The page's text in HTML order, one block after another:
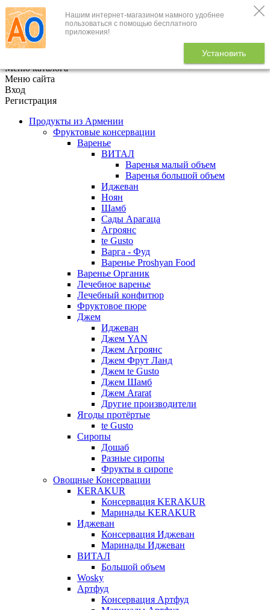
Нашим интернет-магазином намного удобнее
пользоваться с помощью бесплатного
приложения!
Установить
+7 (495) 646-888-1
В корзине
Меню каталога
Меню сайта
Вход
Регистрация
Продукты из Армении
Фруктовые консервации
Варенье
ВИТАЛ
Варенья малый объем
Варенья большой объем
Иджеван
Ноян
Шамб
Сады Арагаца
Агроянс
te Gusto
Варга - Фуд
Варенье Proshyan Food
Варенье Органик
Лечебное варенье
Лечебный конфитюр
Фруктовое пюре
Джем
Иджеван
Джем YAN
Джем Агроянс
Джем Фрут Ланд
Джем te Gusto
Джем Шамб
Джем Ararat
Другие производители
Ягоды протёртые
te Gusto
Сиропы
Дошаб
Разные сиропы
Фрукты в сиропе
Овощные Консервации
KERAKUR
Консервация KERAKUR
Маринады KERAKUR
Иджеван
Консервация Иджеван
Маринады Иджеван
ВИТАЛ
Большой объем
Wosky
Артфуд
Консервация Артфуд